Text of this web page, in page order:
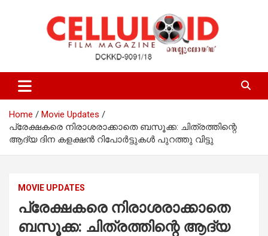
celluloid
Home
Movie Updates
പ്രേക്ഷകരെ നിരാശരാക്കാതെ ബസൂക്ക: ചിത്രത്തിന്റെ
ആദ്യ ദിന കളക്ഷൻ റിപോർട്ടുകൾ പുറത്തു വിട്ടു
MOVIE UPDATES
പ്രേക്ഷകരെ നിരാശരാക്കാതെ
ബസൂക്ക: ചിത്രത്തിന്റെ ആദ്യ